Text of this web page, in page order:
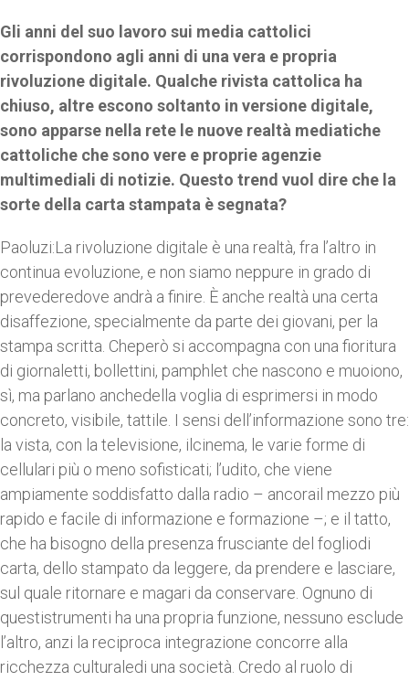
Gli anni del suo lavoro sui media cattolici
corrispondono agli anni di una vera e propria
rivoluzione digitale. Qualche rivista cattolica ha
chiuso, altre escono soltanto in versione digitale,
sono apparse nella rete le nuove realtà mediatiche
cattoliche che sono vere e proprie agenzie
multimediali di notizie. Questo trend vuol dire che la
sorte della carta stampata è segnata?
Paoluzi:La rivoluzione digitale è una realtà, fra l’altro in
continua evoluzione, e non siamo neppure in grado di
prevederedove andrà a finire. È anche realtà una certa
disaffezione, specialmente da parte dei giovani, per la
stampa scritta. Cheperò si accompagna con una fioritura
di giornaletti, bollettini, pamphlet che nascono e muoiono,
sì, ma parlano anchedella voglia di esprimersi in modo
concreto, visibile, tattile. I sensi dell’informazione sono tre:
la vista, con la televisione, ilcinema, le varie forme di
cellulari più o meno sofisticati; l’udito, che viene
ampiamente soddisfatto dalla radio – ancorail mezzo più
rapido e facile di informazione e formazione –; e il tatto,
che ha bisogno della presenza frusciante del fogliodi
carta, dello stampato da leggere, da prendere e lasciare,
sul quale ritornare e magari da conservare. Ognuno di
questistrumenti ha una propria funzione, nessuno esclude
l’altro, anzi la reciproca integrazione concorre alla
ricchezza culturaledi una società. Credo al ruolo di